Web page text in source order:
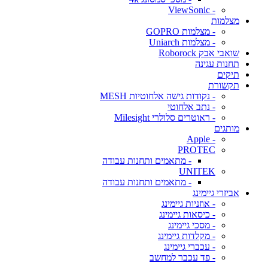
- ViewSonic
מצלמות
- מצלמות GOPRO
- מצלמות Uniarch
שואבי אבק Roborock
תחנות עגינה
תיקים
תקשורת
- נקודות גישה אלחוטיות MESH
- נתב אלחוטי
- ראוטרים סלולרי Milesight
מותגים
- Apple
PROTEC
- מתאמים ותחנות עבודה
UNITEK
- מתאמים ותחנות עבודה
אביזרי גיימינג
- אוזניות גיימינג
- כיסאות גיימינג
- מסכי גיימינג
- מקלדות גיימינג
- עכברי גיימינג
- פד עכבר למחשב